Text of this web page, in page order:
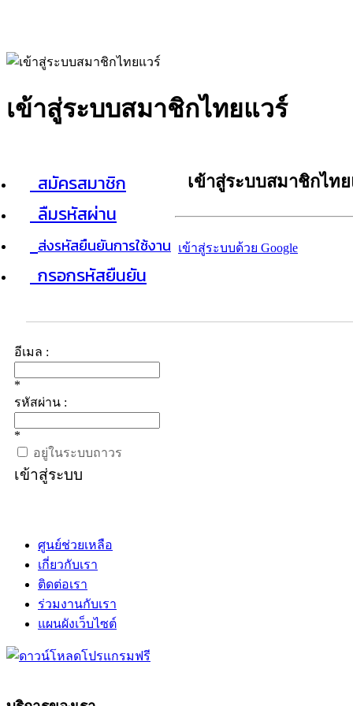
เข้าสู่ระบบสมาชิกไทยแวร์
สมัครสมาชิก
ลืมรหัสผ่าน
ส่งรหัสยืนยันการใช้งาน
กรอกรหัสยืนยัน
เข้าสู่ระบบสมาชิกไท
เข้าสู่ระบบด้วย Google
อีเมล :
*
รหัสผ่าน :
*
อยู่ในระบบถาวร
เข้าสู่ระบบ
ศูนย์ช่วยเหลือ
เกี่ยวกับเรา
ติดต่อเรา
ร่วมงานกับเรา
แผนผังเว็บไซต์